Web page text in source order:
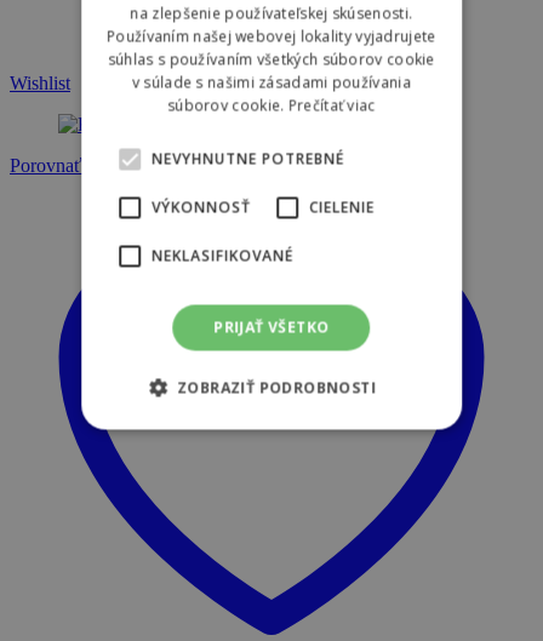
Wishlist
Porovnať
na zlepšenie používateľskej skúsenosti.
Používaním našej webovej lokality vyjadrujete
súhlas s používaním všetkých súborov cookie
v súlade s našimi zásadami používania
súborov cookie. Prečítať viac
NEVYHNUTNE POTREBNÉ
VÝKONNOSŤ CIELENIE
NEKLASIFIKOVANÉ
PRIJAŤ VŠETKO
ZOBRAZIŤ PODROBNOSTI